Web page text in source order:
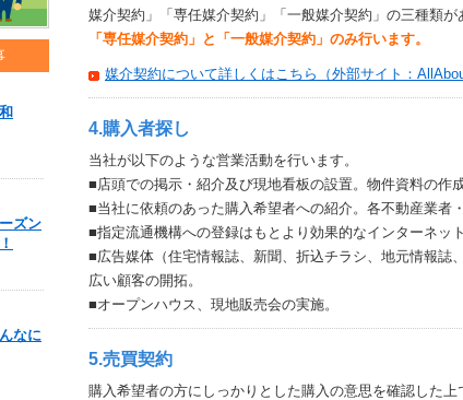
媒介契約」「専任媒介契約」「一般媒介契約」の三種類が
「専任媒介契約」と「一般媒介契約」のみ行います。
媒介契約について詳しくはこちら（外部サイト：
4.購入者探し
当社が以下のような営業活動を行います。
■店頭での掲示・紹介及び現地看板の設置。物件資料の作成
■当社に依頼のあった購入希望者への紹介。各不動産業者
■指定流通機構への登録はもとより効果的なインターネッ
■広告媒体（住宅情報誌、新聞、折込チラシ、地元情報誌
広い顧客の開拓。
■オープンハウス、現地販売会の実施。
5.売買契約
購入希望者の方にしっかりとした購入の意思を確認した
ズン
なに